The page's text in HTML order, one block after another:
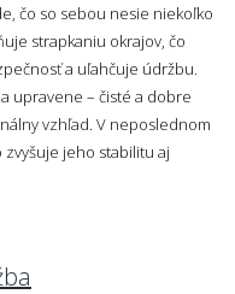
čo so sebou nesie niekoľko
strapkaniu okrajov, čo
a uľahčuje údržbu.
upravene – čisté a dobre
vzhľad. V neposlednom
jeho stabilitu aj